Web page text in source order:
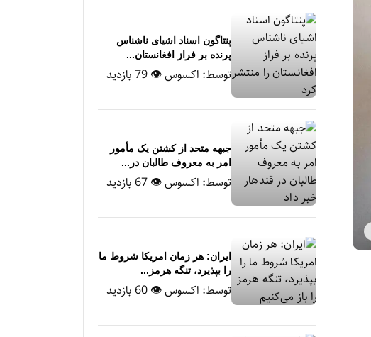
پنتاگون اسناد اشیای ناشناس
پرنده بر فراز افغانستان...
توسط: اکسوس👁 79 بازدید
جبهه متحد از کشتن یک مأمور
امر به معروف طالبان در...
توسط: اکسوس👁 67 بازدید
ایران: هر زمان امریکا شروط ما
را بپذیرد، تنگه هرمز...
توسط: اکسوس👁 60 بازدید